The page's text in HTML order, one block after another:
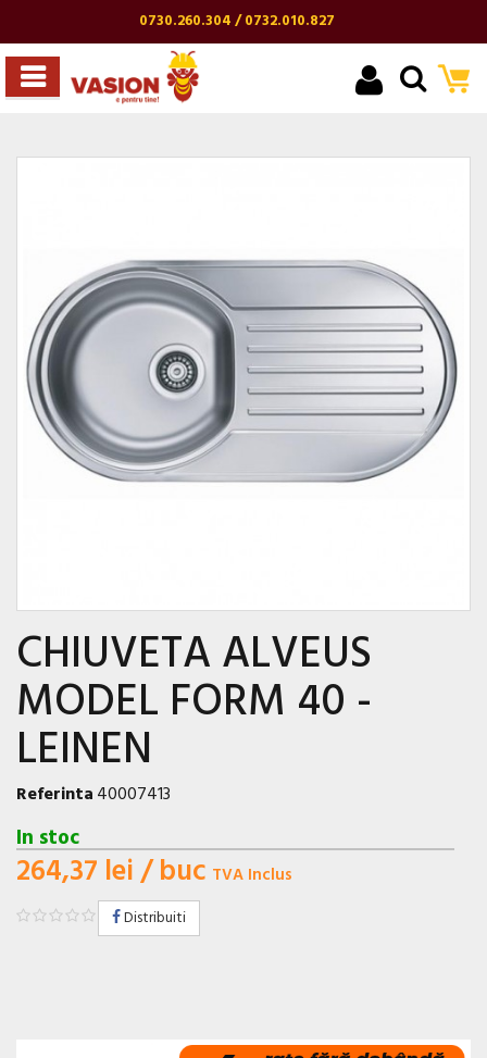
0730.260.304 / 0732.010.827
CHIUVETA ALVEUS
MODEL FORM 40 -
LEINEN
Referinta40007413
In stoc
264,37 lei/ buc TVA Inclus
Distribuiti